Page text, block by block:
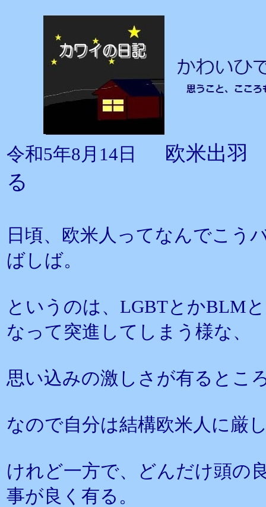
令和5年8月14日
欧米出羽
る
日頃、欧米人ってなんでこう
ばしば。
というのは、LGBTとかBLM
なって突進してしまう様な、
思い込みの激しさが有るとこ
なので自分は結構欧米人に厳
けれど一方で、どんだけ頭の
事が良く有る。